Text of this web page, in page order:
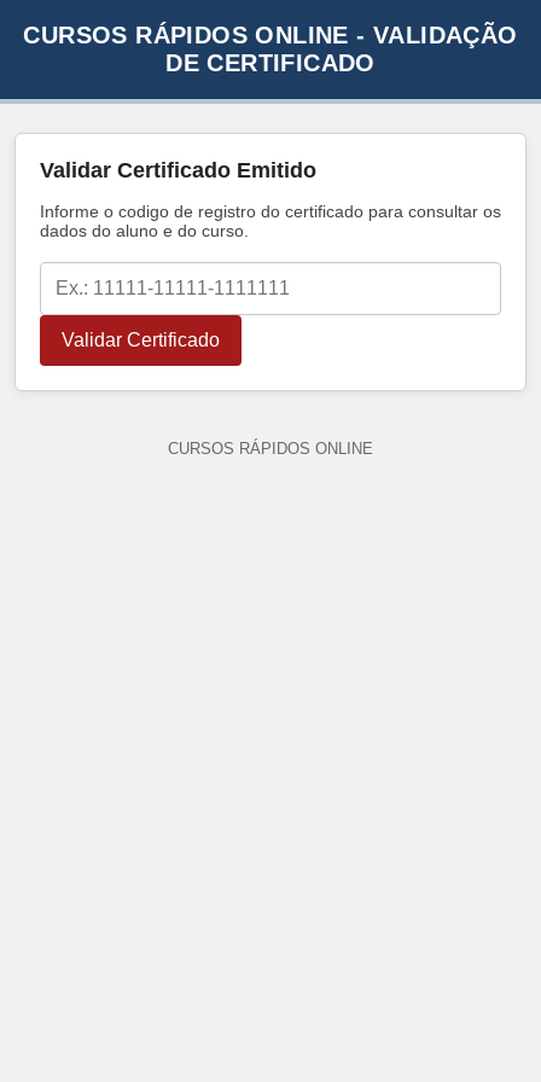
CURSOS RÁPIDOS ONLINE - VALIDAÇÃO
DE CERTIFICADO
Validar Certificado Emitido
Informe o codigo de registro do certificado para consultar os
dados do aluno e do curso.
Validar Certificado
CURSOS RÁPIDOS ONLINE